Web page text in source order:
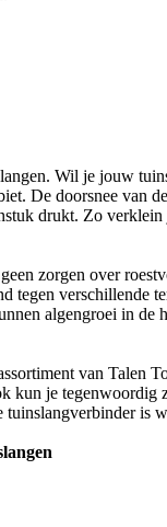
Wil je jouw
De doorsnee
drukt. Zo
zorgen over
tegen
algengroei in de
van
kun je